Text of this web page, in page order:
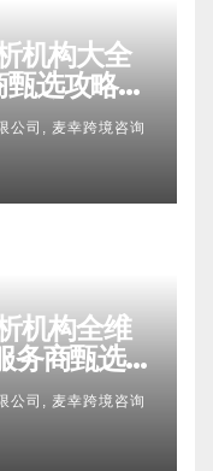
机构大全
选攻略、
力详解
公司, 麦幸跨境咨询
机构全维
务商甄选
指南
公司, 麦幸跨境咨询